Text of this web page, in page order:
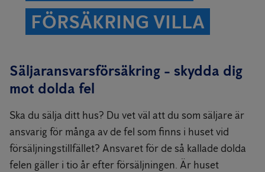
FÖRSÄKRING VILLA
Säljaransvarsförsäkring - skydda dig
mot dolda fel
Ska du sälja ditt hus? Du vet väl att du som säljare är
ansvarig för många av de fel som finns i huset vid
försäljningstillfället? Ansvaret för de så kallade dolda
felen gäller i tio år efter försäljningen. Är huset